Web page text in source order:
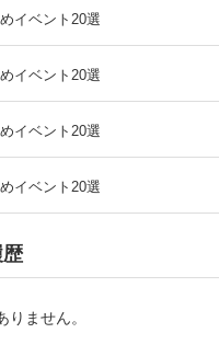
イベント20選
イベント20選
イベント20選
イベント20選
ません。